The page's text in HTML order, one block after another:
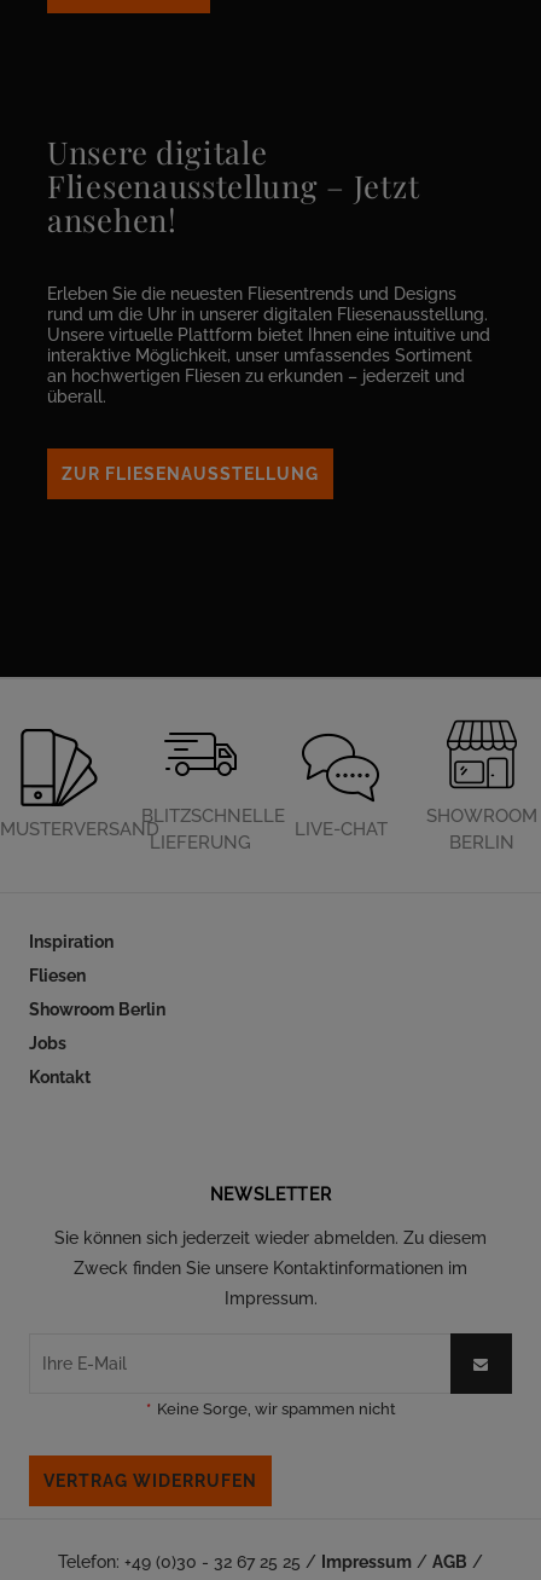
Unsere digitale
Fliesenausstellung – Jetzt
ansehen!
Erleben Sie die neuesten Fliesentrends und Designs
rund um die Uhr in unserer digitalen Fliesenausstellung.
Unsere virtuelle Plattform bietet Ihnen eine intuitive und
interaktive Möglichkeit, unser umfassendes Sortiment
an hochwertigen Fliesen zu erkunden – jederzeit und
überall.
ZUR FLIESENAUSSTELLUNG
MUSTERVERSAND
BLITZSCHNELLE
LIEFERUNG
LIVE-CHAT
SHOWROOM
BERLIN
Inspiration
Fliesen
Showroom Berlin
Jobs
Kontakt
NEWSLETTER
Sie können sich jederzeit wieder abmelden. Zu diesem
Zweck finden Sie unsere Kontaktinformationen im
Impressum.
* Keine Sorge, wir spammen nicht
VERTRAG WIDERRUFEN
Telefon: +49 (0)30 - 32 67 25 25 / Impressum / AGB /